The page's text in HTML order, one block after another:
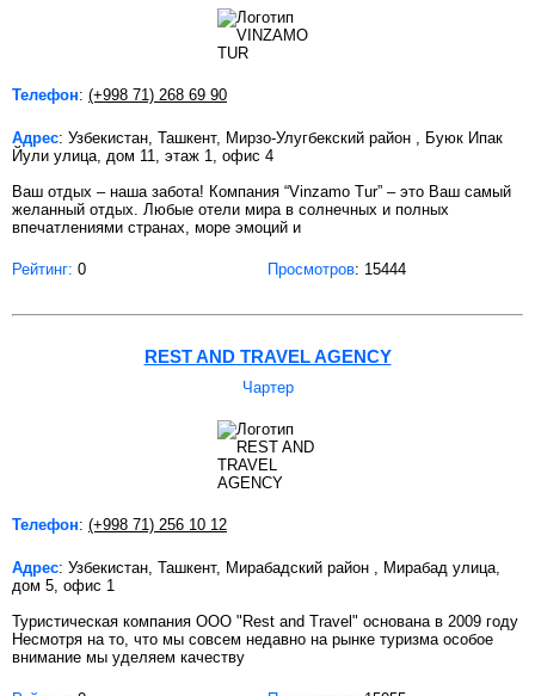
Телефон: (+998 71) 268 69 90
Адрес: Узбекистан, Ташкент, Мирзо-Улугбекский район , Буюк Ипак
Йули улица, дом 11, этаж 1, офис 4
Ваш отдых – наша забота! Компания “Vinzamo Tur” – это Ваш самый
желанный отдых. Любые отели мира в солнечных и полных
впечатлениями странах, море эмоций и
Рейтинг: 0 Просмотров: 15444
REST AND TRAVEL AGENCY
Чартер
Телефон: (+998 71) 256 10 12
Адрес: Узбекистан, Ташкент, Мирабадский район , Мирабад улица,
дом 5, офис 1
Туристическая компания ООО "Rest and Travel" основана в 2009 году
Несмотря на то, что мы совсем недавно на рынке туризма особое
внимание мы уделяем качеству